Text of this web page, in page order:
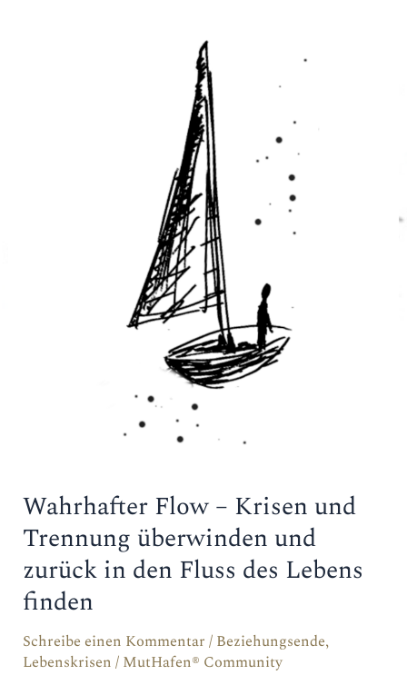
Wahrhafter Flow – Krisen und
Trennung überwinden und
zurück in den Fluss des Lebens
finden
Schreibe einen Kommentar / Beziehungsende,
Lebenskrisen / MutHafen® Community